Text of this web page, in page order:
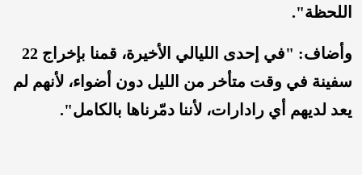
اللحظة".
وأضاف: "في إحدى الليالي الأخيرة، قمنا بإخراج 22
سفينة في وقت متأخر من الليل دون أضواء، لأنهم لم
يعد لديهم أي رادارات، لأننا دمّرناها بالكامل".